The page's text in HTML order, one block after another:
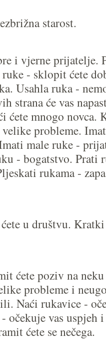
starost.
i vjerne prijatelje.
- sklopit ćete
Usahla ruka -
strana će vas
ćete mnogo novca.
velike probleme.
male ruke -
- bogatstvo. Prati
rukama -
u društvu.
ćete poziv na
probleme i
Naći rukavice -
očekuje vas uspjeh
ćete se nečega.